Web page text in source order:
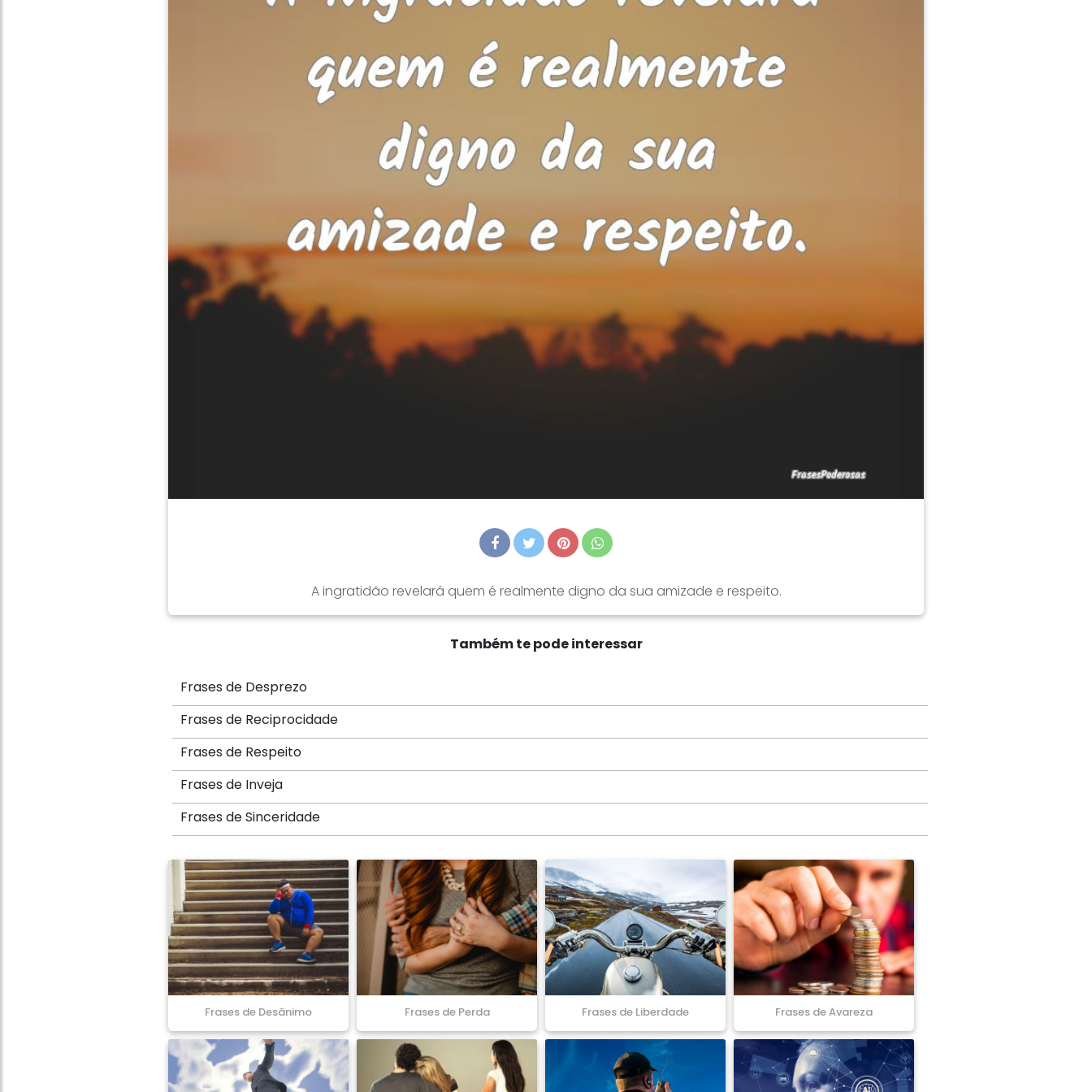
A ingratidão revelará quem é realmente digno da sua amizade e respeito.
Também te pode interessar
Frases de Desprezo
Frases de Reciprocidade
Frases de Respeito
Frases de Inveja
Frases de Sinceridade
Frases de Desânimo Frases de Perda Frases de Liberdade Frases de Avareza